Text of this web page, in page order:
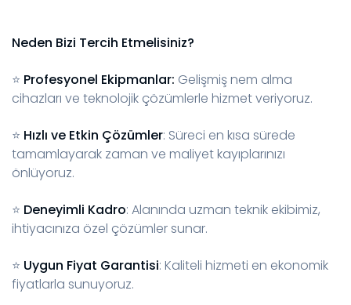
Neden Bizi Tercih Etmelisiniz?
⭐ Profesyonel Ekipmanlar: Gelişmiş nem alma
cihazları ve teknolojik çözümlerle hizmet veriyoruz.
⭐ Hızlı ve Etkin Çözümler: Süreci en kısa sürede
tamamlayarak zaman ve maliyet kayıplarınızı
önlüyoruz.
⭐ Deneyimli Kadro: Alanında uzman teknik ekibimiz,
ihtiyacınıza özel çözümler sunar.
⭐ Uygun Fiyat Garantisi: Kaliteli hizmeti en ekonomik
fiyatlarla sunuyoruz.